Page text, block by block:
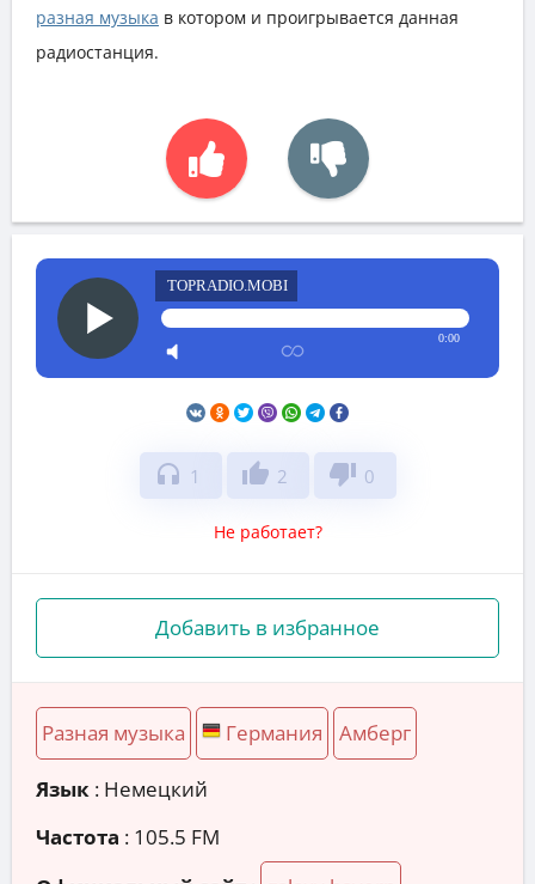
разная музыка в котором и проигрывается данная
радиостанция.
TOPRADIO.MOBI
0:00
headphones 1 thumb_up 2 thumb_down 0
Не работает?
Добавить в избранное
Разная музыка Германия Амберг
Язык : Немецкий
Частота : 105.5 FM